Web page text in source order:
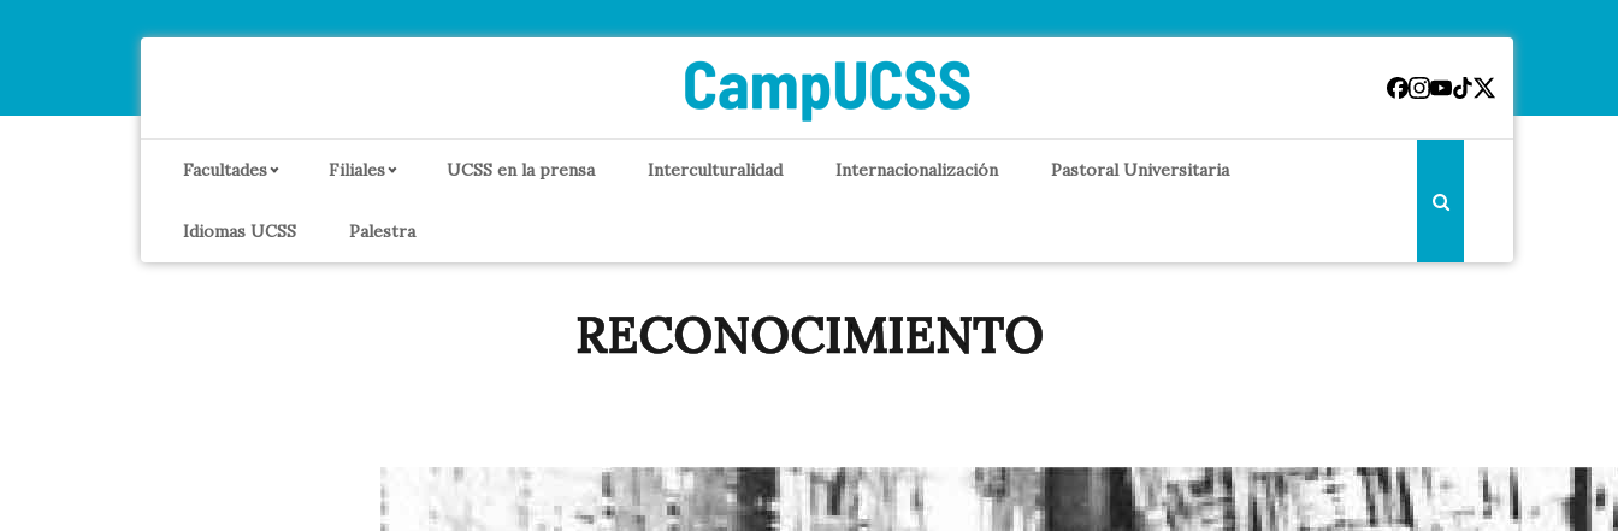
Facultades Filiales UCSS en la prensa Interculturalidad Internacionalización Pastoral Universitaria
Idiomas UCSS Palestra
RECONOCIMIENTO